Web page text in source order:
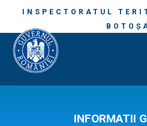
INSPECTORATUL
INFORMATII